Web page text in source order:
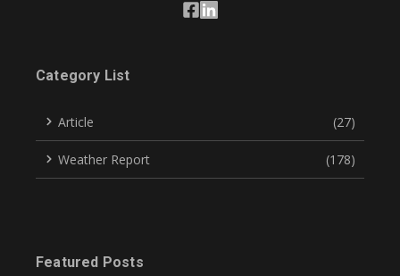
Category List
Article (27)
Weather Report (178)
Featured Posts